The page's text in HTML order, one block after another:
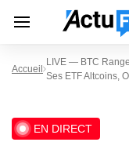
Accueil
LIVE — BTC
Ses ETF Altcoins,
EN DIRECT